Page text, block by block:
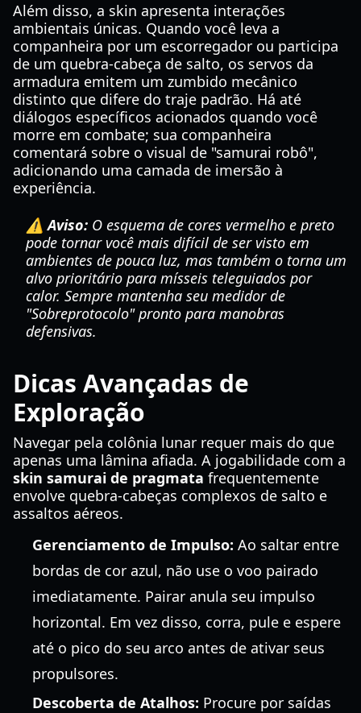
Além disso, a skin apresenta interações
ambientais únicas. Quando você leva a
companheira por um escorregador ou participa
de um quebra-cabeça de salto, os servos da
armadura emitem um zumbido mecânico
distinto que difere do traje padrão. Há até
diálogos específicos acionados quando você
morre em combate; sua companheira
comentará sobre o visual de "samurai robô",
adicionando uma camada de imersão à
experiência.
⚠️ Aviso: O esquema de cores vermelho e preto
pode tornar você mais difícil de ser visto em
ambientes de pouca luz, mas também o torna um
alvo prioritário para mísseis teleguiados por
calor. Sempre mantenha seu medidor de
"Sobreprotocolo" pronto para manobras
defensivas.
Dicas Avançadas de
Exploração
Navegar pela colônia lunar requer mais do que
apenas uma lâmina afiada. A jogabilidade com a
skin samurai de pragmata frequentemente
envolve quebra-cabeças complexos de salto e
assaltos aéreos.
Gerenciamento de Impulso: Ao saltar entre
bordas de cor azul, não use o voo pairado
imediatamente. Pairar anula seu impulso
horizontal. Em vez disso, corra, pule e espere
até o pico do seu arco antes de ativar seus
propulsores.
Descoberta de Atalhos: Procure por saídas